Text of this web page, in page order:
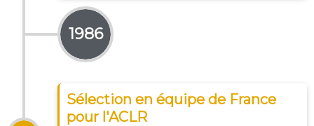
1986
Sélection en équipe de France
pour l'ACLR